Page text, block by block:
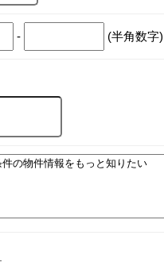
- (半角数字)